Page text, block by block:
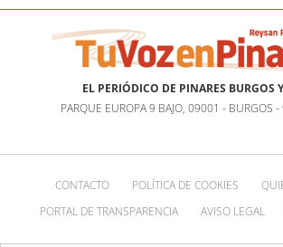
EL PERIÓDICO DE PINARES BURGOS
PARQUE EUROPA 9 BAJO, 09001 - BURGOS
CONTACTO POLÍTICA DE COOKIES
PORTAL DE TRANSPARENCIA
AVISO LEGAL